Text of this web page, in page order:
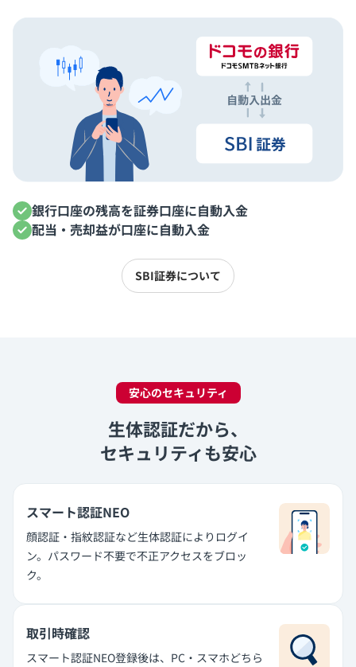
銀行口座の残高を証券口座に自動入金
配当・売却益が口座に自動入金
SBI証券について
安心のセキュリティ
生体認証だから、
セキュリティも安心
スマート認証NEO
顔認証・指紋認証など生体認証によりログイ
ン。パスワード不要で不正アクセスをブロッ
ク。
取引時確認
スマート認証NEO登録後は、PC・スマホどちら